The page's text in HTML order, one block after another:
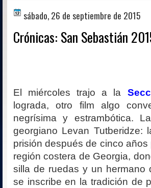
sábado, 26 de septiembre de 2015
Crónicas: San Sebastián
El miércoles trajo a la
lograda, otro film algo
negrísima y estrambótica.
georgiano Levan
prisión después de cinco
región costera de Georgia,
silla de ruedas y un hermano
se inscribe en la tradición de